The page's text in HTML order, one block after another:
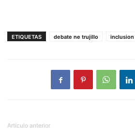
ETIQUETAS debate ne trujillo inclusion
Artículo anterior